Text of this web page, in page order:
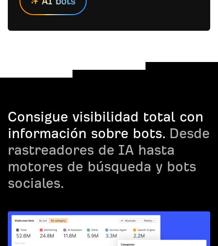
Consigue visibilidad total con
información sobre bots. Desde
rastreadores de IA hasta
motores de búsqueda y bots
sociales.